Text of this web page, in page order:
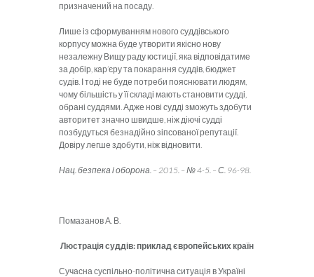
призначений на посаду.
Лише із сформуванням нового суддівського
корпусу можна буде утворити якісно нову
незалежну Вищу раду юстиції, яка відповідатиме
за добір, кар’єру та покарання суддів, бюджет
судів. І тоді не буде потреби пояснювати людям,
чому більшість у її складі мають становити судді,
обрані суддями. Адже нові судді зможуть здобути
авторитет значно швидше, ніж діючі судді
позбудуться безнадійно зіпсованої репутації.
Довіру легше здобути, ніж відновити.
Нац. безпека і оборона. – 2015. – № 4-5. – С. 96-98.
Помазанов А. В.
Люстрація суддів: приклад європейських країн
Сучасна суспільно-політична ситуація в Україні